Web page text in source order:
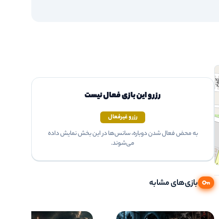
رزرو این بازی فعال نیست
رزرو غیرفعال
به محض فعال شدن دوباره، سانس‌ها در این بخش نمایش داده
می‌شوند.
بازی‌های مشابه